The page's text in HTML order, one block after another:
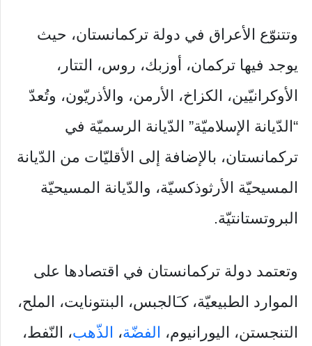
وتتنوّع الأعراق في دولة تركمانستان، حيث
يوجد فيها تركمان، أوزبك، روس، التتار،
الأوكرانيّين، الكزاخ، الأرمن، والأذريّون، وتُعدّ
“الدّيانة الإسلاميّة” الدّيانة الرسميّة في
تركمانستان، بالإضافة إلى الأقليّات من الدّيانة
المسيحيّة الأرثوذكسيّة، والدّيانة المسيحيّة
البروتستانتيّة.
وتعتمد دولة تركمانستان في اقتصادها على
الموارد الطبيعيّة، كـَالجبس، البنتونايت، الملح،
التنجستن، اليورانيوم، الفضّة، الذّهب، النّفط،